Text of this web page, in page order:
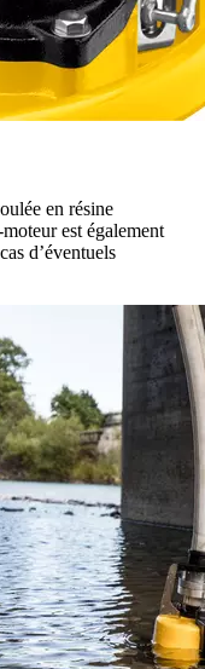
en résine
est également
d’éventuels